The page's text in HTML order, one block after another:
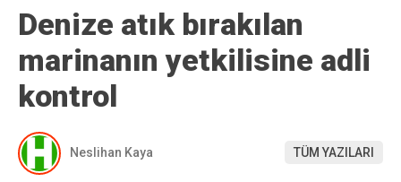
Denize atık bırakılan
marinanın yetkilisine adli
kontrol
Neslihan Kaya TÜM YAZILARI